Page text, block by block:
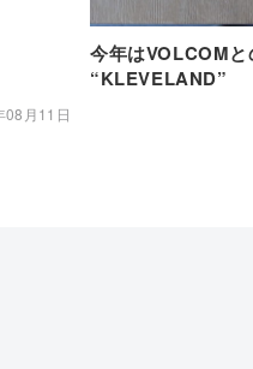
08月11日
今年はVOLCOM
“KLEVELAND”